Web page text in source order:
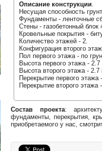
Описание конструкции.
Несущая способность
Фундаменты - ленточные
Стены - газобетонный блок
Кровельные покрытия -
Количество этажей - 2.
Конфигурация второго
Пол первого этажа - по
Высота первого этажа -
Высота второго этажа - 2.7
Перекрытие первого
Перекрытие второго
Состав проекта:
фундаменты, перекрытия,
приобретаемого у нас,